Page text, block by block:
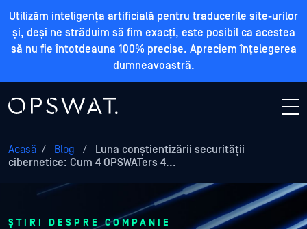
Utilizăm inteligența artificială pentru traducerile site-urilor
și, deși ne străduim să fim exacți, este posibil ca acestea
să nu fie întotdeauna 100% precise. Apreciem înțelegerea
dumneavoastră.
Acasă / Blog /
Luna conștientizării securității
cibernetice: Cum 4 OPSWATers 4...
ȘTIRI DESPRE COMPANIE